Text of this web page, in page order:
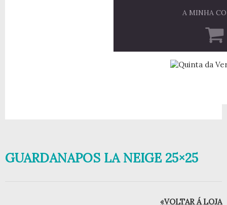
A MINHA
GUARDANAPOS LA NEIGE 25×25
«VOLTAR Á LOJA